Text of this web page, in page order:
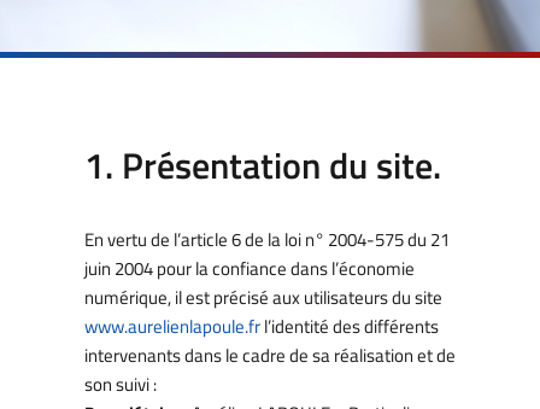
1. Présentation du site.
En vertu de l’article 6 de la loi n° 2004-575 du 21
juin 2004 pour la confiance dans l’économie
numérique, il est précisé aux utilisateurs du site
www.aurelienlapoule.frl’identité des différents
intervenants dans le cadre de sa réalisation et de
son suivi :